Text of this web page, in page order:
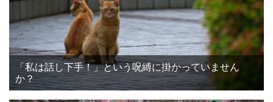
「私は話し下手！」という呪縛に掛かっていません
か？